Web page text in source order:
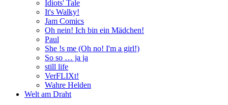
Idiots' Tale
It's Walky!
Jam Comics
Oh nein! Ich bin ein Mädchen!
Paul
She !s me (Oh no! I'm a girl!)
So so … ja ja
still life
VerFLIXt!
Wahre Helden
Welt am Draht